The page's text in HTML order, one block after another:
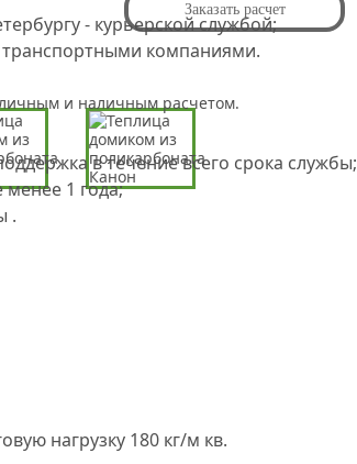
Заказать расчет
- курьерской службой;
транспортными компаниями.
и наличным расчетом.
в течение всего срока службы;
менее 1 года;
.
нагрузку 180 кг/м кв.